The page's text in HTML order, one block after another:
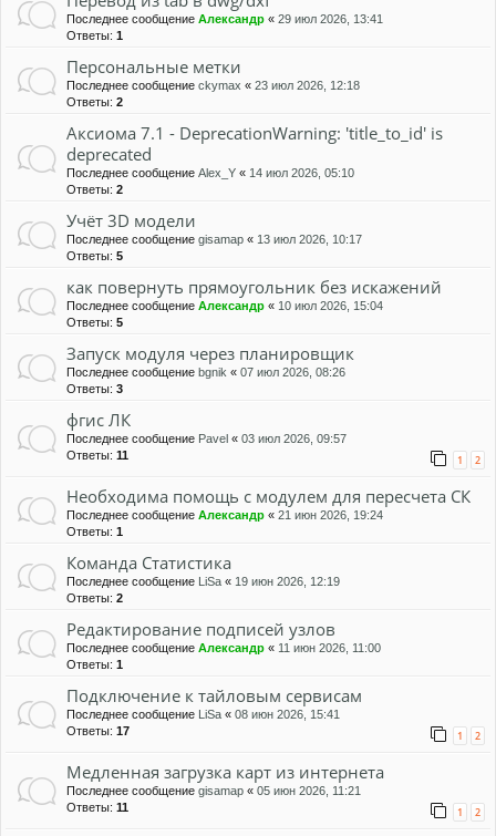
Последнее сообщение Александр « 29 июл 2026, 13:41
Ответы: 1
Персональные метки
Последнее сообщение ckymax « 23 июл 2026, 12:18
Ответы: 2
Аксиома 7.1 - DeprecationWarning: 'title_to_id' is
deprecated
Последнее сообщение Alex_Y « 14 июл 2026, 05:10
Ответы: 2
Учёт 3D модели
Последнее сообщение gisamap « 13 июл 2026, 10:17
Ответы: 5
как повернуть прямоугольник без искажений
Последнее сообщение Александр « 10 июл 2026, 15:04
Ответы: 5
Запуск модуля через планировщик
Последнее сообщение bgnik « 07 июл 2026, 08:26
Ответы: 3
фгис ЛК
Последнее сообщение Pavel « 03 июл 2026, 09:57
Ответы: 11 1 2
Необходима помощь с модулем для пересчета СК
Последнее сообщение Александр « 21 июн 2026, 19:24
Ответы: 1
Команда Статистика
Последнее сообщение LiSa « 19 июн 2026, 12:19
Ответы: 2
Редактирование подписей узлов
Последнее сообщение Александр « 11 июн 2026, 11:00
Ответы: 1
Подключение к тайловым сервисам
Последнее сообщение LiSa « 08 июн 2026, 15:41
Ответы: 17 1 2
Медленная загрузка карт из интернета
Последнее сообщение gisamap « 05 июн 2026, 11:21
Ответы: 11 1 2